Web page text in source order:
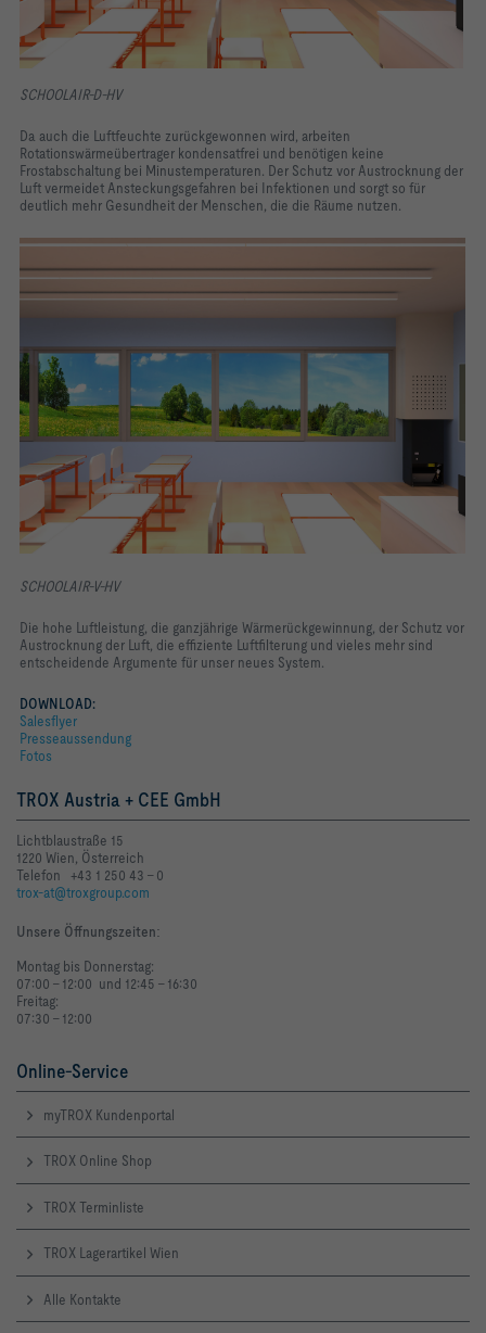
SCHOOLAIR-D-HV
Da auch die Luftfeuchte zurückgewonnen wird, arbeiten
Rotationswärmeübertrager kondensatfrei und benötigen keine
Frostabschaltung bei Minustemperaturen. Der Schutz vor Austrocknung der
Luft vermeidet Ansteckungsgefahren bei Infektionen und sorgt so für
deutlich mehr Gesundheit der Menschen, die die Räume nutzen.
SCHOOLAIR-V-HV
Die hohe Luftleistung, die ganzjährige Wärmerückgewinnung, der Schutz vor
Austrocknung der Luft, die effiziente Luftfilterung und vieles mehr sind
entscheidende Argumente für unser neues System.
DOWNLOAD:
Salesflyer
Presseaussendung
Fotos
TROX Austria + CEE GmbH
Lichtblaustraße 15
1220 Wien, Österreich
Telefon +43 1 250 43 - 0
trox-at@troxgroup.com
Unsere Öffnungszeiten:
Montag bis Donnerstag:
07:00 - 12:00 und 12:45 - 16:30
Freitag:
07:30 - 12:00
Online-Service
myTROX Kundenportal
TROX Online Shop
TROX Terminliste
TROX Lagerartikel Wien
Alle Kontakte